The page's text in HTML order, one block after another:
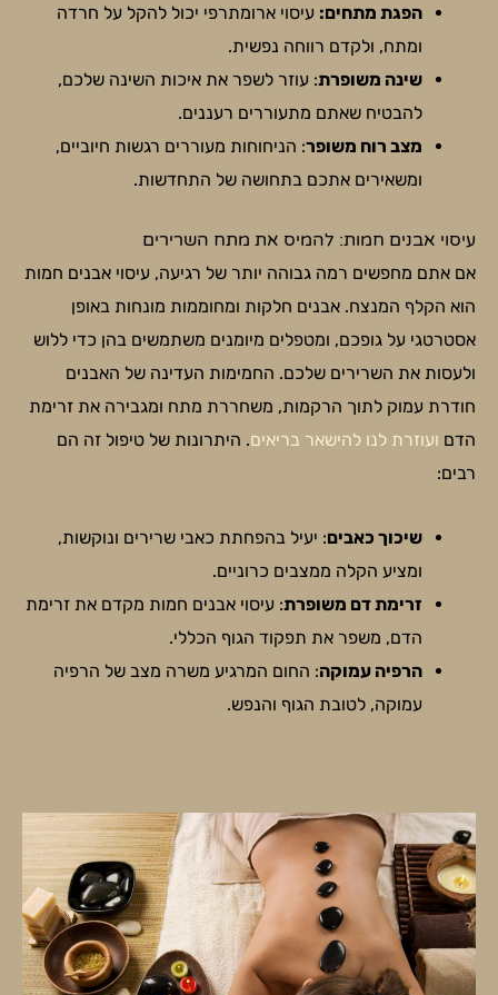
הפגת מתחים: עיסוי ארומתרפי יכול להקל על חרדה
ומתח, ולקדם רווחה נפשית.
שינה משופרת: עוזר לשפר את איכות השינה שלכם,
להבטיח שאתם מתעוררים רעננים.
מצב רוח משופר: הניחוחות מעוררים רגשות חיוביים,
ומשאירים אתכם בתחושה של התחדשות.
עיסוי אבנים חמות: להמיס את מתח השרירים
אם אתם מחפשים רמה גבוהה יותר של רגיעה, עיסוי אבנים חמות
הוא הקלף המנצח. אבנים חלקות ומחוממות מונחות באופן
אסטרטגי על גופכם, ומטפלים מיומנים משתמשים בהן כדי ללוש
ולעסות את השרירים שלכם. החמימות העדינה של האבנים
חודרת עמוק לתוך הרקמות, משחררת מתח ומגבירה את זרימת
הדם ועוזרת לנו להישאר בריאים. היתרונות של טיפול זה הם
רבים:
שיכוך כאבים: יעיל בהפחתת כאבי שרירים ונוקשות,
ומציע הקלה ממצבים כרוניים.
זרימת דם משופרת: עיסוי אבנים חמות מקדם את זרימת
הדם, משפר את תפקוד הגוף הכללי.
הרפיה עמוקה: החום המרגיע משרה מצב של הרפיה
עמוקה, לטובת הגוף והנפש.